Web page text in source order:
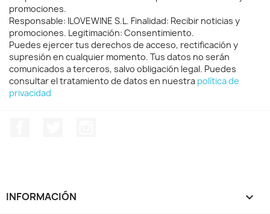
promociones.
Responsable: ILOVEWINE S.L. Finalidad: Recibir noticias y
promociones. Legitimación: Consentimiento.
Puedes ejercer tus derechos de acceso, rectificación y
supresión en cualquier momento. Tus datos no serán
comunicados a terceros, salvo obligación legal. Puedes
consultar el tratamiento de datos en nuestra política de
privacidad
INFORMACIÓN 